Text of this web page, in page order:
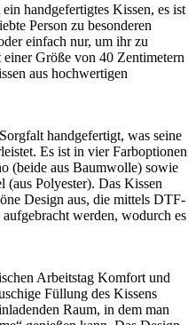
handgefertigtes Kissen, es ist
Person zu besonderen
einfach nur, um ihr zu
Größe von 40 Zentimetern
aus hochwertigen
handgefertigt, was seine
Es ist in vier Farboptionen
(beide aus Baumwolle) sowie
(aus Polyester). Das Kissen
Design aus, die mittels DTF-
werden, wodurch es
Arbeitstag Komfort und
Füllung des Kissens
Raum, in dem man